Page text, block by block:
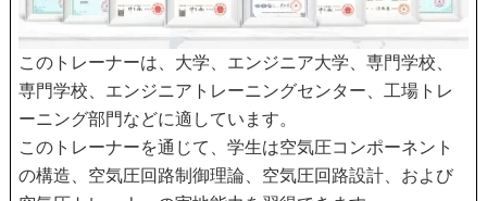
このトレーナーは、大学、エンジニア大学、専門学校、
専門学校、エンジニアトレーニングセンター、工場トレ
ーニング部門などに適しています。
このトレーナーを通じて、学生は空気圧コンポーネント
の構造、空気圧回路制御理論、空気圧回路設計、および